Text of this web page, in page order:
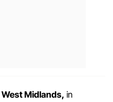
West Midlands, in